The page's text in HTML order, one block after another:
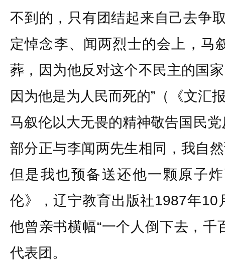
不到的，只有团结起来自己去争
定悼念李、闻两烈士的会上，马
葬，因为他反对这个不民主的国
因为他是为人民而死的”（《文汇
马叙伦以大无畏的精神敬告国民
部分正与李闻两先生相同，我自
但是我也预备送还他一颗原子
伦》，辽宁教育出版社1987年10
他曾亲书横幅“一个人倒下去，千
代表团。